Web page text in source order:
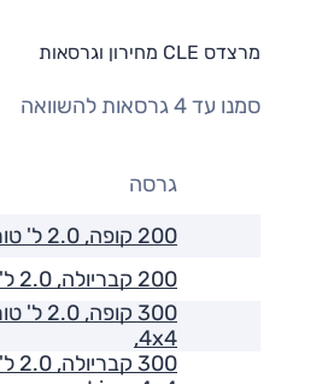
מרצדס CLE מחירון וגרסאות
סמנו עד 4 גרסאות להשוואה
גרסה
200 קופה, 2.0 ל' טורבו היברידי מתון, Premium ,2x4
200 קבריולה, 2.0 ל' טורבו היברידי מתון, Premium ,2x4
,4x4